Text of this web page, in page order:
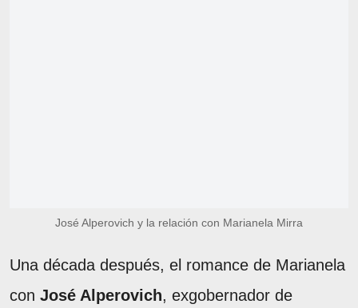
José Alperovich y la relación con Marianela Mirra
Una década después, el romance de Marianela
con José Alperovich, exgobernador de